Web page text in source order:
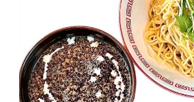
◆開封後はお早めにお召し上が
◆賞味期限内にお召し上がり
◆湯煎時や麺茹での際は十分
◆電子レンジや直接火にかけ
いでください。